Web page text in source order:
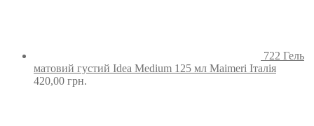
722 Гель
матовий густий Idea Medium 125 мл Maimeri Італія
420,00 грн.